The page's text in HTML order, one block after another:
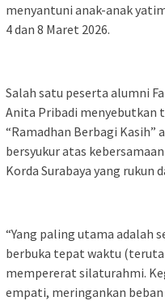
menyantuni anak-anak
4 dan 8 Maret 2026.
Salah satu peserta alumni
Anita Pribadi menyebutkan
“Ramadhan Berbagi Kasih”
bersyukur atas
Korda Surabaya yang rukun
“Yang paling utama adalah
berbuka tepat waktu
mempererat silaturahmi.
empati, meringankan